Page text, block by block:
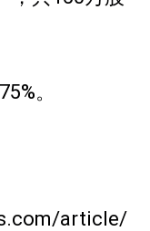
。
article/